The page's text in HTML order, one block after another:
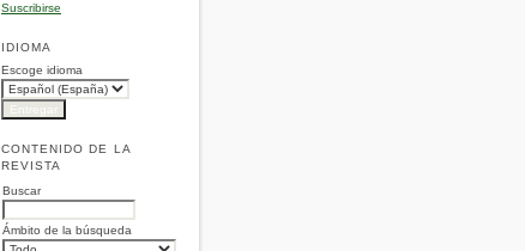
Suscribirse
IDIOMA
Escoge idioma
CONTENIDO DE LA
REVISTA
Buscar
Ámbito de la búsqueda